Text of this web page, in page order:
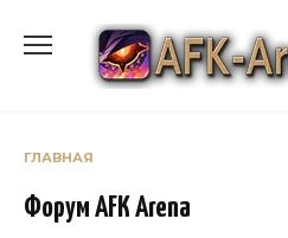
содержанию
ГЛАВНАЯ
Форум AFK Arena